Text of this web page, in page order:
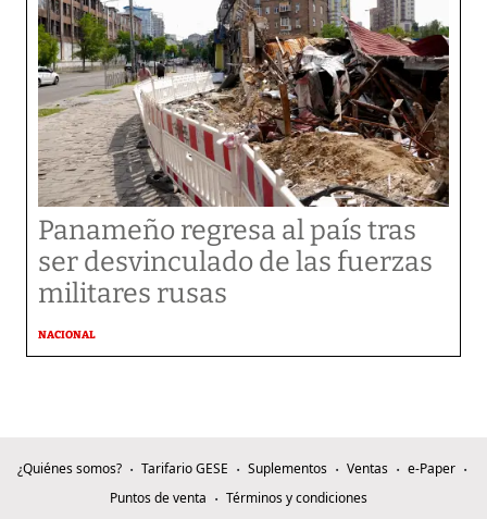
Panameño regresa al país tras
ser desvinculado de las fuerzas
militares rusas
NACIONAL
¿Quiénes somos? Tarifario GESE Suplementos Ventas
e-Paper
Puntos de venta
Términos y condiciones